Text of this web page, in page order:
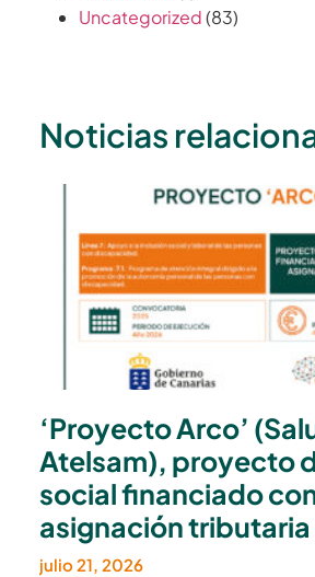
Uncategorized(83)
Noticias
‘Proyecto Arco’
Atelsam), proyecto
social financiado
asignación tributaria
julio 21, 2026